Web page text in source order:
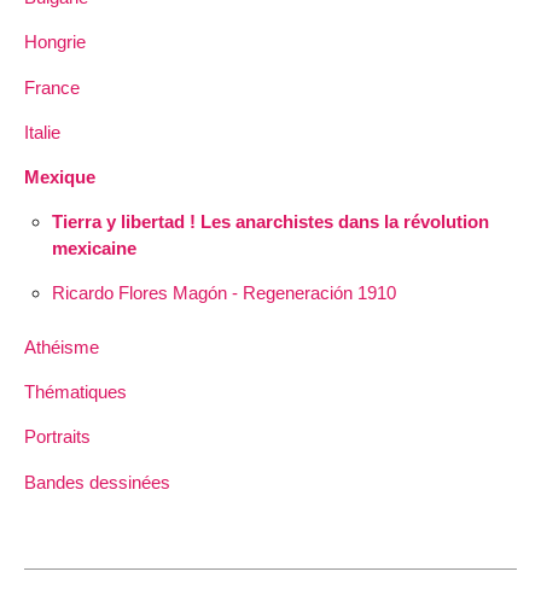
Hongrie
France
Italie
Mexique
Tierra y libertad ! Les anarchistes dans la révolution
mexicaine
Ricardo Flores Magón - Regeneración 1910
Athéisme
Thématiques
Portraits
Bandes dessinées